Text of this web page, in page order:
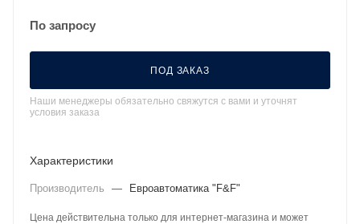
По запросу
ПОД ЗАКАЗ
Наши менеджеры обязательно свяжутся с вами и уточнят
условия заказа
Характеристики
Производитель — Евроавтоматика "F&F"
Цена действительна только для интернет-магазина и может